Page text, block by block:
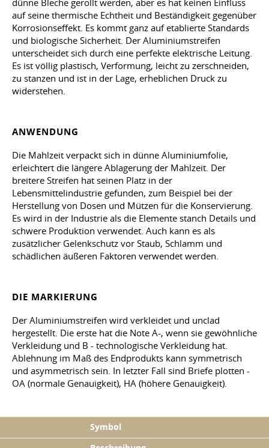
dünne Bleche gerollt werden, aber es hat keinen Einfluss
auf seine thermische Echtheit und Beständigkeit gegenüber
Korrosionseffekt. Es kommt ganz auf etablierte Standards
und biologische Sicherheit. Der Aluminiumstreifen
unterscheidet sich durch eine perfekte elektrische Leitung.
Es ist völlig plastisch, Verformung, leicht zu zerschneiden,
zu stanzen und ist in der Lage, erheblichen Druck zu
widerstehen.
ANWENDUNG
Die Mahlzeit verpackt sich in dünne Aluminiumfolie,
erleichtert die längere Ablagerung der Mahlzeit. Der
breitere Streifen hat seinen Platz in der
Lebensmittelindustrie gefunden, zum Beispiel bei der
Herstellung von Dosen und Mützen für die Konservierung.
Es wird in der Industrie als die Elemente stanch Details und
schwere Produktion verwendet. Auch kann es als
zusätzlicher Gelenkschutz vor Staub, Schlamm und
schädlichen äußeren Faktoren verwendet werden.
DIE MARKIERUNG
Der Aluminiumstreifen wird verkleidet und unclad
hergestellt. Die erste hat die Note A-, wenn sie gewöhnliche
Verkleidung und B - technologische Verkleidung hat.
Ablehnung im Maß des Endprodukts kann symmetrisch
und asymmetrisch sein. In letzter Fall sind Briefe plotten -
OA (normale Genauigkeit), HA (höhere Genauigkeit).
Symbol